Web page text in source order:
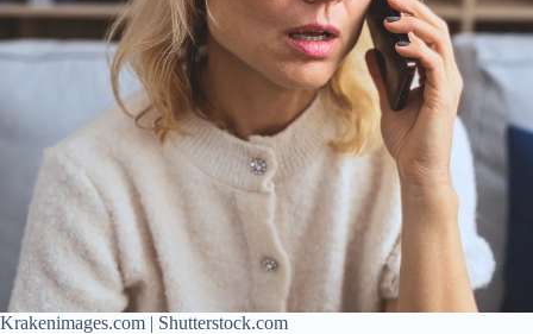
Krakenimages.com | Shutterstock.com